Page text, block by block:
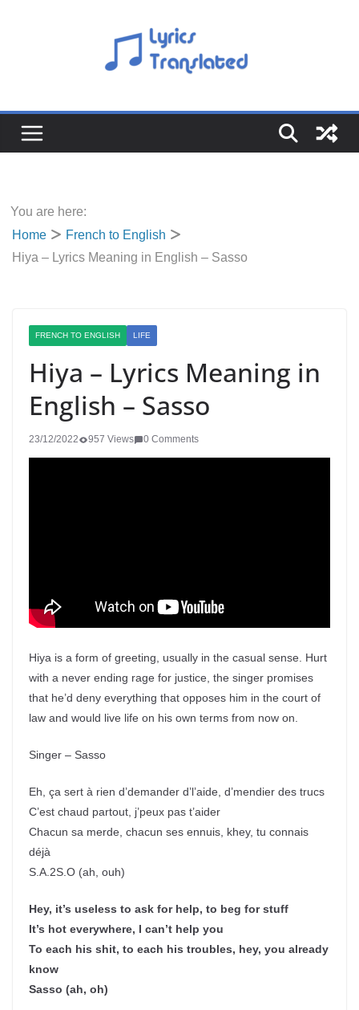
You are here:
Home
French to English
Hiya – Lyrics Meaning in English – Sasso
FRENCH TO ENGLISH LIFE
Hiya – Lyrics Meaning in
English – Sasso
23/12/2022 957 Views 0 Comments
Hiya is a form of greeting, usually in the casual sense. Hurt
with a never ending rage for justice, the singer promises
that he’d deny everything that opposes him in the court of
law and would live life on his own terms from now on.
Singer – Sasso
Eh, ça sert à rien d’demander d’l’aide, d’mendier des trucs
C’est chaud partout, j’peux pas t’aider
Chacun sa merde, chacun ses ennuis, khey, tu connais
déjà
S.A.2S.O (ah, ouh)
Hey, it’s useless to ask for help, to beg for stuff
It’s hot everywhere, I can’t help you
To each his shit, to each his troubles, hey, you already
know
Sasso (ah, oh)